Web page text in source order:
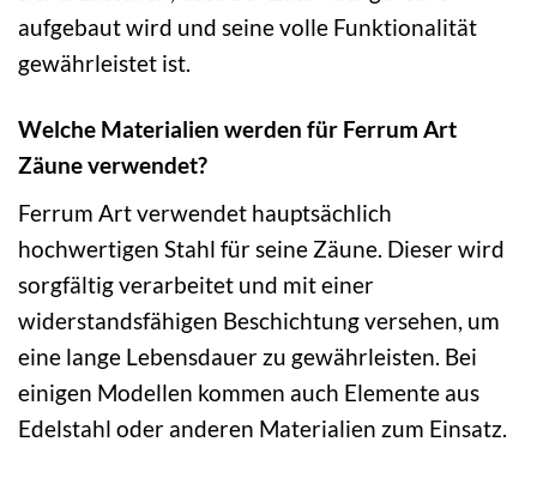
aufgebaut wird und seine volle Funktionalität
gewährleistet ist.
Welche Materialien werden für Ferrum Art
Zäune verwendet?
Ferrum Art verwendet hauptsächlich
hochwertigen Stahl für seine Zäune. Dieser wird
sorgfältig verarbeitet und mit einer
widerstandsfähigen Beschichtung versehen, um
eine lange Lebensdauer zu gewährleisten. Bei
einigen Modellen kommen auch Elemente aus
Edelstahl oder anderen Materialien zum Einsatz.